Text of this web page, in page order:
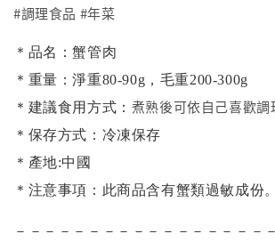
#調理食品 #年菜
＊品名：蟹管肉
＊重量：淨重80-90g，毛重200-300g
＊建議食用方式： 煮熟後可依自己喜歡調
＊保存方式：冷凍保存
＊產地:中國
＊注意事項：此商品含有蟹類過敏成份。
－－－－－－－－－－－－－－－－－